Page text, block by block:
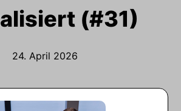
(#31)
24. April 2026